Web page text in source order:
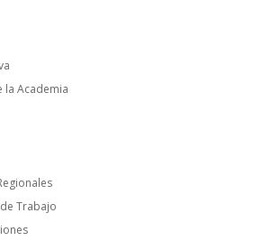
la Academia
Trabajo